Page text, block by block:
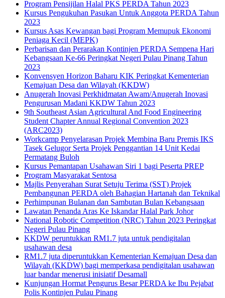
Program Pensijilan Halal PKS PERDA Tahun 2023
Kursus Pengukuhan Pasukan Untuk Anggota PERDA Tahun
2023
Kursus Asas Kewangan bagi Program Memupuk Ekonomi
Peniaga Kecil (MEPK)
Perbarisan dan Perarakan Kontinjen PERDA Sempena Hari
Kebangsaan Ke-66 Peringkat Negeri Pulau Pinang Tahun
2023
Konvensyen Horizon Baharu KIK Peringkat Kementerian
Kemajuan Desa dan Wilayah (KKDW)
Anugerah Inovasi Perkhidmatan Awam/Anugerah Inovasi
Pengurusan Madani KKDW Tahun 2023
9th Southeast Asian Agricultural And Food Engineering
Student Chapter Annual Regional Convention 2023
(ARC2023)
Workcamp Penyelarasan Projek Membina Baru Premis IKS
Tasek Gelugor Serta Projek Penggantian 14 Unit Kedai
Permatang Buloh
Kursus Pemantapan Usahawan Siri 1 bagi Peserta PREP
Program Masyarakat Sentosa
Majlis Penyerahan Surat Setuju Terima (SST) Projek
Pembangunan PERDA oleh Bahagian Hartanah dan Teknikal
Perhimpunan Bulanan dan Sambutan Bulan Kebangsaan
Lawatan Penanda Aras Ke Iskandar Halal Park Johor
National Robotic Competition (NRC) Tahun 2023 Peringkat
Negeri Pulau Pinang
KKDW peruntukkan RM1.7 juta untuk pendigitalan
usahawan desa
RM1.7 juta diperuntukkan Kementerian Kemajuan Desa dan
Wilayah (KKDW) bagi memperkasa pendigitalan usahawan
luar bandar menerusi inisiatif Desamall
Kunjungan Hormat Pengurus Besar PERDA ke Ibu Pejabat
Polis Kontinjen Pulau Pinang